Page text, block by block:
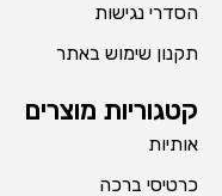
הסדרי נגישות
תקנון שימוש באתר
קטגוריות מוצרים
אותיות
כרטיסי ברכה